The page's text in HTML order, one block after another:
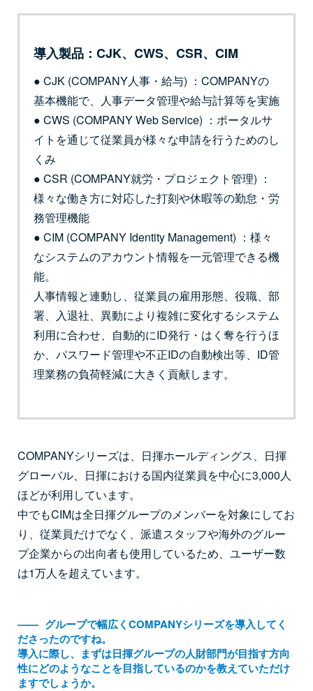
導入製品：CJK、CWS、CSR、CIM
● CJK (COMPANY人事・給与) ：COMPANYの
基本機能で、人事データ管理や給与計算等を実施
● CWS (COMPANY Web Service) ：ポータルサ
イトを通じて従業員が様々な申請を行うためのし
くみ
● CSR (COMPANY就労・プロジェクト管理) ：
様々な働き方に対応した打刻や休暇等の勤怠・労
務管理機能
● CIM (COMPANY Identity Management) ：様々
なシステムのアカウント情報を一元管理できる機
能。
人事情報と連動し、従業員の雇用形態、役職、部
署、入退社、異動により複雑に変化するシステム
利用に合わせ、自動的にID発行・はく奪を行うほ
か、パスワード管理や不正IDの自動検出等、ID管
理業務の負荷軽減に大きく貢献します。
COMPANYシリーズは、日揮ホールディングス、日揮
グローバル、日揮における国内従業員を中心に3,000人
ほどが利用しています。
中でもCIMは全日揮グループのメンバーを対象にしてお
り、従業員だけでなく、派遣スタッフや海外のグルー
プ企業からの出向者も使用しているため、ユーザー数
は1万人を超えています。
―― グループで幅広くCOMPANYシリーズを導入してく
ださったのですね。
導入に際し、まずは日揮グループの人財部門が目指す方向
性にどのようなことを目指しているのかを教えていただけ
ますでしょうか。